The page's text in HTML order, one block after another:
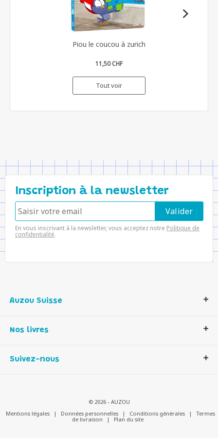
Piou le coucou à zurich
11,50 CHF
Tout voir
Inscription à la newsletter
En vous inscrivant à la newsletter, vous acceptez notre Politique de
confidentialité.
Auzou Suisse
Notre histoire
Contactez-nous
Nos livres
Livres enfants
Suivez-nous
© 2026 - AUZOU
Mentions légales
| Données personnelles | Conditions générales |
Termes
de livraison
| Plan du site